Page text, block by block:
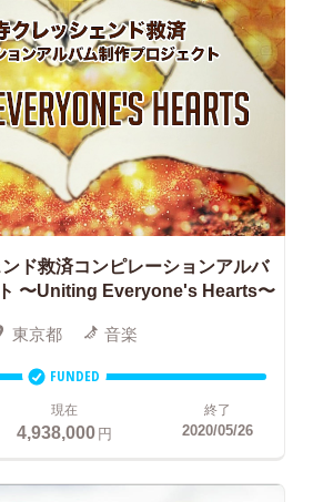
ド救済コンピレーションアルバ
〜Uniting Everyone's Hearts〜
東京都 音楽
FUNDED
現在
4,938,000円
終了
2020/05/26